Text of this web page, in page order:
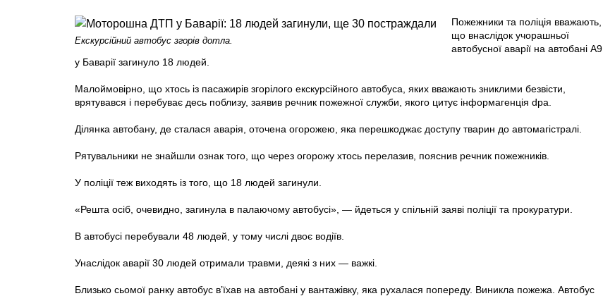
Екскурсійний автобус згорів дотла.
Пожежники та поліція вважають,
що внаслідок учорашньої
автобусної аварії на автобані А9
у Баварії загинуло 18 людей.
Малоймовірно, що хтось із пасажирів згорілого екскурсійного автобуса, яких вважають зниклими безвісти,
врятувався і перебуває десь поблизу, заявив речник пожежної служби, якого цитує інформагенція dpa.
Ділянка автобану, де сталася аварія, оточена огорожею, яка перешкоджає доступу тварин до автомагістралі.
Рятувальники не знайшли ознак того, що через огорожу хтось перелазив, пояснив речник пожежників.
У поліції теж виходять iз того, що 18 людей загинули.
«Решта осіб, очевидно, загинула в палаючому автобусі», — йдеться у спільній заяві поліції та прокуратури.
В автобусі перебували 48 людей, у тому числі двоє водіїв.
Унаслідок аварії 30 людей отримали травми, деякі з них — важкі.
Близько сьомої ранку автобус в’їхав на автобані у вантажівку, яка рухалася попереду. Виникла пожежа. Автобус